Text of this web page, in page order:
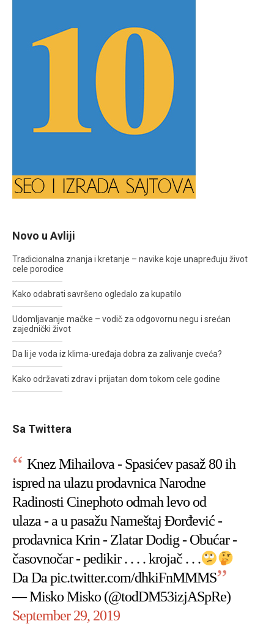
Novo u Avliji
Tradicionalna znanja i kretanje – navike koje unapređuju život
cele porodice
Kako odabrati savršeno ogledalo za kupatilo
Udomljavanje mačke – vodič za odgovornu negu i srećan
zajednički život
Da li je voda iz klima-uređaja dobra za zalivanje cveća?
Kako održavati zdrav i prijatan dom tokom cele godine
Sa Twittera
Knez Mihailova - Spasićev pasaž 80 ih
ispred na ulazu prodavnica Narodne
Radinosti Cinephoto odmah levo od
ulaza - a u pasažu Nameštaj Đorđević -
prodavnica Krin - Zlatar Dodig - Obućar -
časovnočar - pedikir . . . . krojač . . .
Da Dapic.twitter.com/dhkiFnMMMS
— Misko Misko (@todDM53izjASpRe)
September 29, 2019